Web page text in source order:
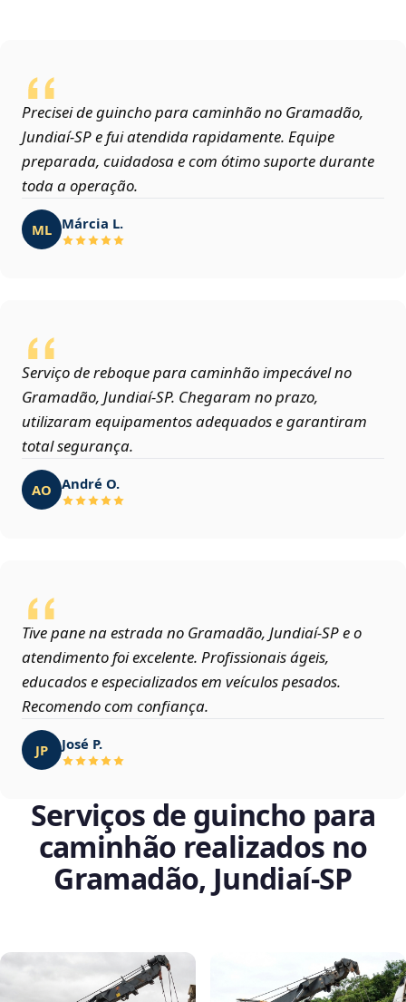
Precisei de guincho para caminhão no Gramadão,
Jundiaí‑SP e fui atendida rapidamente. Equipe
preparada, cuidadosa e com ótimo suporte durante
toda a operação.
ML Márcia L.
Serviço de reboque para caminhão impecável no
Gramadão, Jundiaí‑SP. Chegaram no prazo,
utilizaram equipamentos adequados e garantiram
total segurança.
AO André O.
Tive pane na estrada no Gramadão, Jundiaí‑SP e o
atendimento foi excelente. Profissionais ágeis,
educados e especializados em veículos pesados.
Recomendo com confiança.
JP José P.
Serviços de guincho para
caminhão realizados no
Gramadão, Jundiaí‑SP